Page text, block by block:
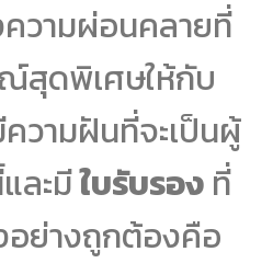
วามผ่อนคลายที่
สุดพิเศษให้กับ
วามฝันที่จะเป็นผู้
ละมีใบรับรอง ที่
อย่างถูกต้องคือ